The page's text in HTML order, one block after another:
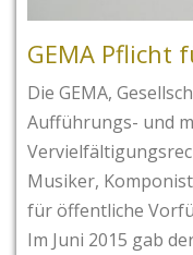
GEMA Pflicht
Die GEMA,
Aufführungs- und
Musiker,
für öffentliche
Im Juni 2015 gab